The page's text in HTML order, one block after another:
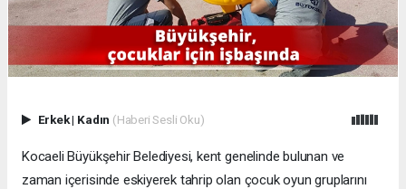
Erkek| Kadın (Haberi Sesli Oku)
Kocaeli Büyükşehir Belediyesi, kent genelinde bulunan ve
zaman içerisinde eskiyerek tahrip olan çocuk oyun gruplarını